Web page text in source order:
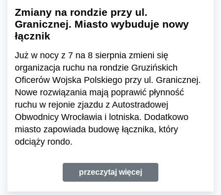
Zmiany na rondzie przy ul.
Granicznej. Miasto wybuduje nowy
łącznik
Już w nocy z 7 na 8 sierpnia zmieni się
organizacja ruchu na rondzie Gruzińskich
Oficerów Wojska Polskiego przy ul. Granicznej.
Nowe rozwiązania mają poprawić płynność
ruchu w rejonie zjazdu z Autostradowej
Obwodnicy Wrocławia i lotniska. Dodatkowo
miasto zapowiada budowę łącznika, który
odciąży rondo.
przeczytaj więcej